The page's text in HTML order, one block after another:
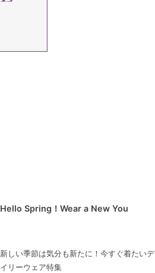
Hello Spring！Wear a New You
新しい季節は気分も新たに！今すぐ着たいデ
イリーウェア特集